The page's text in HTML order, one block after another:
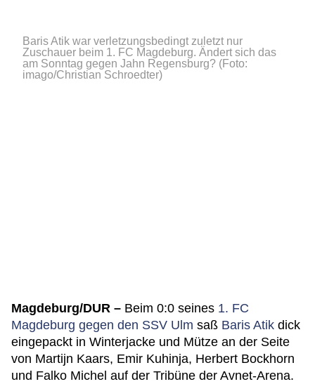
Baris Atik war verletzungsbedingt zuletzt nur
Zuschauer beim 1. FC Magdeburg. Ändert sich das
am Sonntag gegen Jahn Regensburg? (Foto:
imago/Christian Schroedter)
Magdeburg/DUR – Beim 0:0 seines 1. FC
Magdeburg gegen den SSV Ulm saß Baris Atik dick
eingepackt in Winterjacke und Mütze an der Seite
von Martijn Kaars, Emir Kuhinja, Herbert Bockhorn
und Falko Michel auf der Tribüne der Avnet-Arena.